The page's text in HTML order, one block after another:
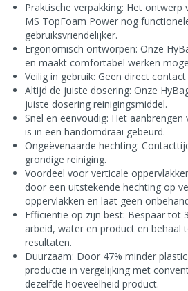
Praktische verpakking: Het
MS TopFoam Power nog
gebruiksvriendelijker.
Ergonomisch ontworpen: Onze
en maakt comfortabel werken
Veilig in gebruik: Geen direct
Altijd de juiste dosering: Onze
juiste dosering reinigingsmiddel.
Snel en eenvoudig: Het
is in een handomdraai gebeurd.
Ongeëvenaarde hechting:
grondige reiniging.
Voordeel voor verticale
door een uitstekende hechting op
oppervlakken en laat geen
Efficiëntie op zijn best: Bespaar tot
arbeid, water en product en behaal
resultaten.
Duurzaam: Door 47% minder
productie in vergelijking met
dezelfde hoeveelheid product.